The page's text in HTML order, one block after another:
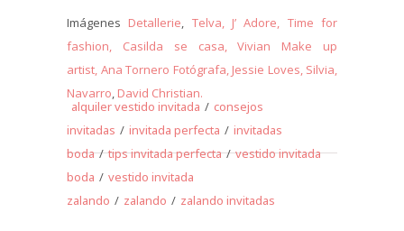
Imágenes Detallerie, Telva, J’ Adore, Time for
fashion,
Casilda se casa,
Vivian Make up
artist, Ana Tornero Fotógrafa, Jessie Loves, Silvia,
Navarro, David Christian.
alquiler vestido invitada / consejos
invitadas / invitada perfecta / invitadas
boda / tips invitada perfecta / vestido invitada
boda / vestido invitada
zalando / zalando / zalando invitadas